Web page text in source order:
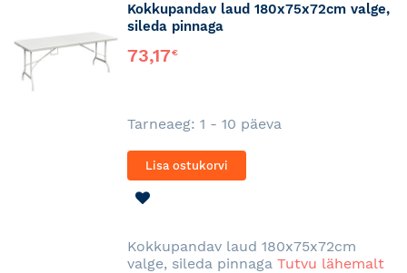
Kokkupandav laud 180x75x72cm valge,
sileda pinnaga
73,17€
Tarneaeg: 1 - 10 päeva
Lisa ostukorvi
Kokkupandav laud 180x75x72cm
valge, sileda pinnaga Tutvu lähemalt